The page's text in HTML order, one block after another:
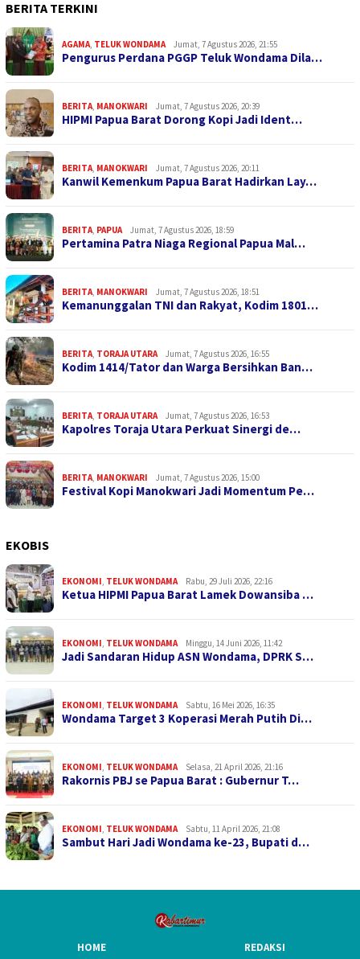
BERITA TERKINI
AGAMA TELUK WONDAMA Jumat, 7 Agustus 2026, 21:55
Pengurus Perdana PGGP Teluk Wondama Dila…
BERITA MANOKWARI Jumat, 7 Agustus 2026, 20:39
HIPMI Papua Barat Dorong Kopi Jadi Ident…
BERITA MANOKWARI Jumat, 7 Agustus 2026, 20:11
Kanwil Kemenkum Papua Barat Hadirkan Lay…
BERITA PAPUA Jumat, 7 Agustus 2026, 18:59
Pertamina Patra Niaga Regional Papua Mal…
BERITA MANOKWARI Jumat, 7 Agustus 2026, 18:51
Kemanunggalan TNI dan Rakyat, Kodim 1801…
BERITA TORAJA UTARA Jumat, 7 Agustus 2026, 16:55
Kodim 1414/Tator dan Warga Bersihkan Ban…
BERITA TORAJA UTARA Jumat, 7 Agustus 2026, 16:53
Kapolres Toraja Utara Perkuat Sinergi de…
BERITA MANOKWARI Jumat, 7 Agustus 2026, 15:00
Festival Kopi Manokwari Jadi Momentum Pe…
EKOBIS
EKONOMI TELUK WONDAMA Rabu, 29 Juli 2026, 22:16
Ketua HIPMI Papua Barat Lamek Dowansiba …
EKONOMI TELUK WONDAMA Minggu, 14 Juni 2026, 11:42
Jadi Sandaran Hidup ASN Wondama, DPRK S…
EKONOMI TELUK WONDAMA Sabtu, 16 Mei 2026, 16:35
Wondama Target 3 Koperasi Merah Putih Di…
EKONOMI TELUK WONDAMA Selasa, 21 April 2026, 21:16
Rakornis PBJ se Papua Barat : Gubernur T…
EKONOMI TELUK WONDAMA Sabtu, 11 April 2026, 21:08
Sambut Hari Jadi Wondama ke-23, Bupati d…
HOME REDAKSI